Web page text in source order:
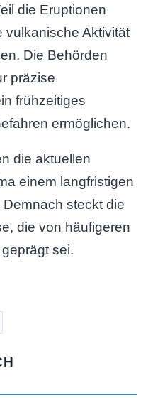
die Eruptionen
vulkanische Aktivität
Die Behörden
präzise
frühzeitiges
ermöglichen.
die aktuellen
einem langfristigen
steckt die
die von häufigeren
sei.